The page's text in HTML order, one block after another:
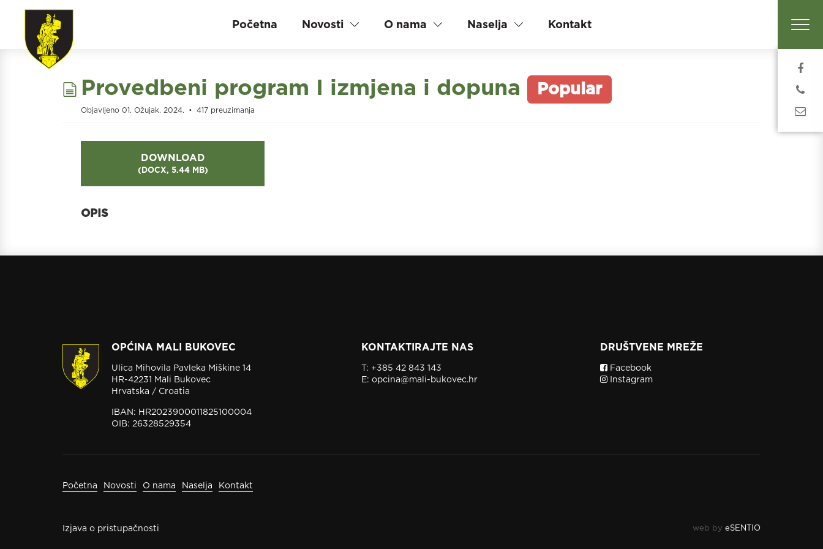
Početna Novosti O nama Naselja Kontakt
document
Provedbeni program I izmjena i dopuna Popular
Objavljeno 01. Ožujak. 2024. 417 preuzimanja
DOWNLOAD
( DOCX, 5.44 MB)
OPĆINA MALI BUKOVEC
Ulica Mihovila Pavleka Miškine 14
HR-42231 Mali Bukovec
Hrvatska / Croatia
IBAN: HR2023900011825100004
OIB: 26328529354
KONTAKTIRAJTE NAS
T: +385 42 843 143
E: opcina@mali-bukovec.hr
DRUŠTVENE MREŽE
Facebook
Instagram
Početna Novosti O nama Naselja Kontakt
Izjava o pristupačnosti web by eSENTIO